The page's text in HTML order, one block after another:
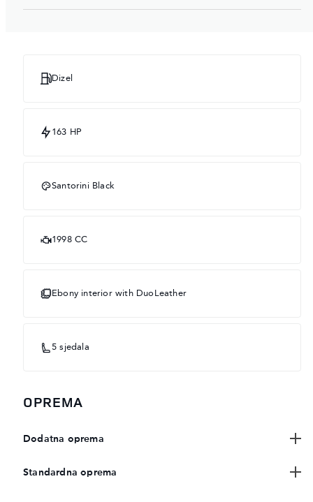
Dizel
163 HP
Santorini Black
1998 CC
Ebony interior with DuoLeather
5 sjedala
OPREMA
Dodatna oprema
Standardna oprema